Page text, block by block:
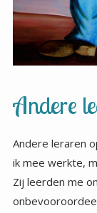
Andere
Andere leraren
ik mee werkte,
Zij leerden me